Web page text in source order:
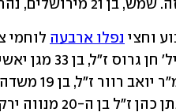
נ"ט בחאן יונס. לוחם נוסף נפצע באורח קל באירוע.
וחצי נפלו ארבעה לוחמי
ז"ל בן ה-20 מנווה ירק.